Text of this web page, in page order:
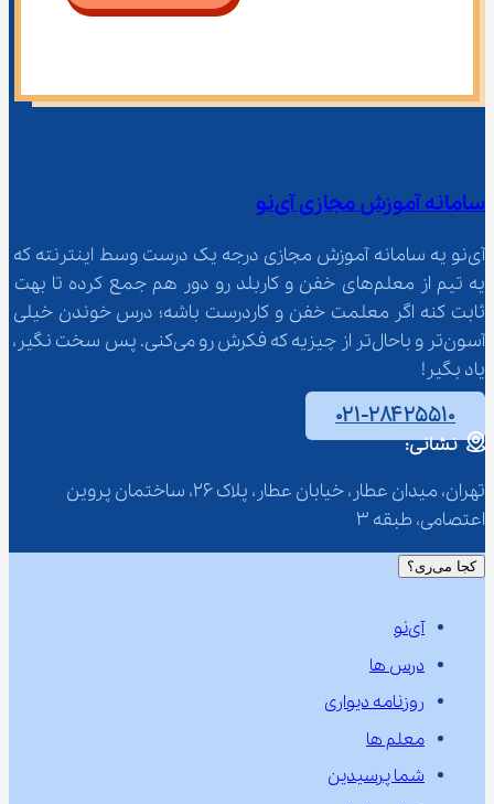
سامانه آموزش مجازی آی‌نو
آی‌نو یه سامانه آموزش مجازی درجه یک درست وسط اینترنته که
یه تیم از معلم‌‌های خفن و کاربلد رو دور هم جمع کرده تا بهت
ثابت کنه اگر معلمت خفن و کاردرست باشه؛ درس خوندن خیلی
آسون‌تر و باحال‌تر از چیزیه که فکرش رو می‌کنی. پس سخت نگیر،
یاد بگیر!
۰۲۱-۲۸۴۲۵۵۱۰
نشانی:
تهران، میدان عطار، خیابان عطار، پلاک 26، ساختمان پروین
اعتصامی، طبقه 3
کجا می‌ری؟
آی‌نو
درس ها
روزنامه دیواری
معلم ها
شما پرسیدین